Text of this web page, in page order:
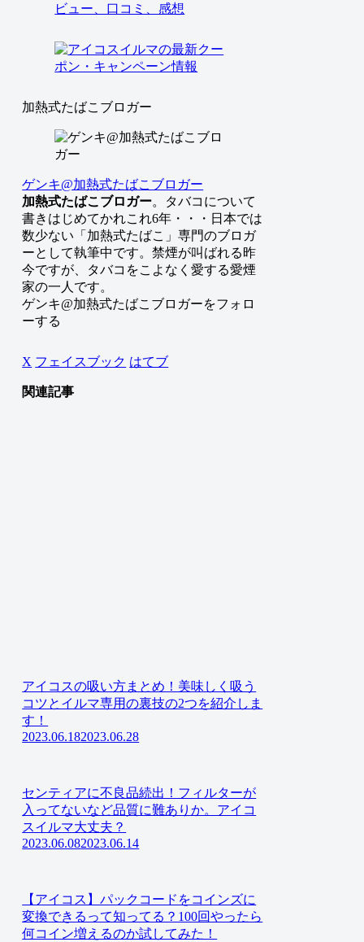
加熱式たばこブロガー
ゲンキ@加熱式たばこブロガー
加熱式たばこブロガー。タバコについて
書きはじめてかれこれ6年・・・日本では
数少ない「加熱式たばこ」専門のブロガ
ーとして執筆中です。禁煙が叫ばれる昨
今ですが、タバコをこよなく愛する愛煙
家の一人です。
ゲンキ@加熱式たばこブロガーをフォロ
ーする
X フェイスブック はてブ
関連記事
アイコスの吸い方まとめ！美味しく吸う
コツとイルマ専用の裏技の2つを紹介しま
す！
2023.06.182023.06.28
センティアに不良品続出！フィルターが
入ってないなど品質に難ありか。アイコ
スイルマ大丈夫？
2023.06.082023.06.14
【アイコス】パックコードをコインズに
変換できるって知ってる？100回やったら
何コイン増えるのか試してみた！